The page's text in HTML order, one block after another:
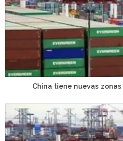
China tiene nuevas